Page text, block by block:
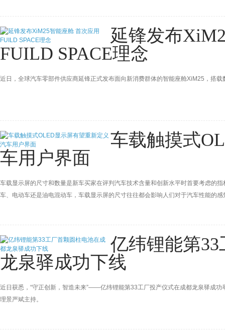
延锋发布
FUILD SPACE理念
近日，全球汽车零部件供应商延锋正式发布面向新消费群体的智能座舱XiM25，搭
车载触摸式
车用户界面
车载显示屏的尺寸和数量是新车买家在评判汽车技术含量和创新水平时首要考虑的
车、电动车还是油电混动车，车载显示屏的尺寸往往都会影响人们对于汽车性能的
亿纬锂能第
龙泉驿成功下线
近日获悉，“守正创新，智造未来”——亿纬锂能第33工厂投产仪式在成都龙泉驿成
理景严斌主持。